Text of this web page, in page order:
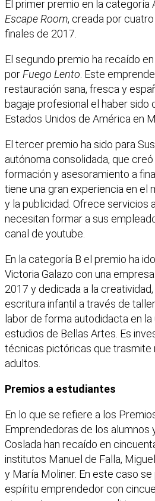
El primer premio en la categoría
Escape Room, creada por
finales de 2017.
El segundo premio ha recaído
porFuego Lento. Este
restauración sana, fresca y
bagaje profesional el haber sido
Estados Unidos de América en
El tercer premio ha sido para
autónoma consolidada, que
formación y asesoramiento a
tiene una gran experiencia en el
y la publicidad. Ofrece servicios
necesitan formar a sus
canal de youtube.
En la categoría B el premio ha
Victoria Galazo con una
2017 y dedicada a la
escritura infantil a través de
labor de forma autodidacta en
estudios de Bellas Artes. Es
técnicas pictóricas que trasmite
adultos.
Premios a estudiantes
En lo que se refiere a los
Emprendedoras de los alumnos
Coslada han recaído en
institutos Manuel de Falla,
y María Moliner. En este caso
espíritu emprendedor con